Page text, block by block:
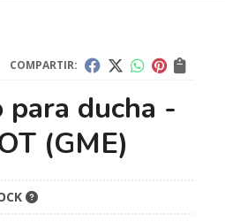
COMPARTIR:
ducha -
(GME)